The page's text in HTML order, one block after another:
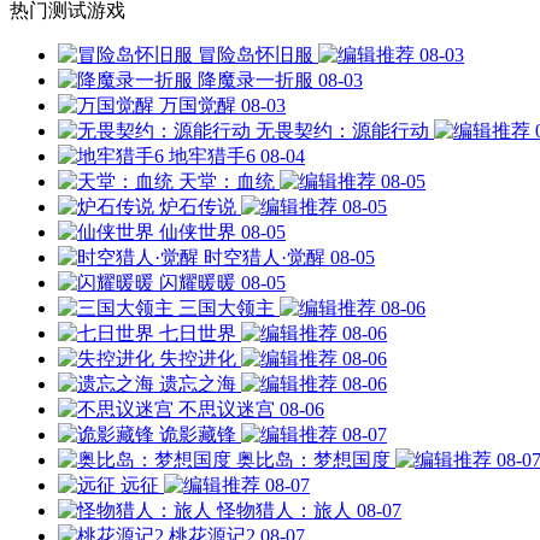
热门测试游戏
冒险岛怀旧服
08-03
降魔录一折服 08-03
万国觉醒 08-03
无畏契约：源能行动
地牢猎手6 08-04
天堂：血统
08-05
炉石传说
08-05
仙侠世界 08-05
时空猎人·觉醒 08-05
闪耀暖暖 08-05
三国大领主
08-06
七日世界
08-06
失控进化
08-06
遗忘之海
08-06
不思议迷宫 08-06
诡影藏锋
08-07
奥比岛：梦想国度
08-07
远征
08-07
怪物猎人：旅人 08-07
桃花源记2 08-07